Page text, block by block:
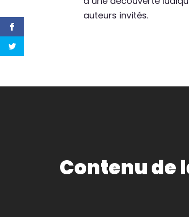
auteurs invités.
Contenu de